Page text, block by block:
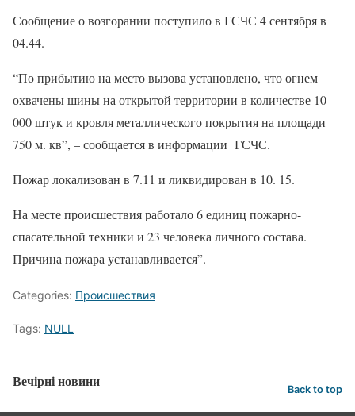
Сообщение о возгорании поступило в ГСЧС 4 сентября в
04.44.
“По прибытию на место вызова установлено, что огнем
охвачены шины на открытой территории в количестве 10
000 штук и кровля металлического покрытия на площади
750 м. кв”, – сообщается в информации ГСЧС.
Пожар локализован в 7.11 и ликвидирован в 10. 15.
На месте происшествия работало 6 единиц пожарно-
спасательной техники и 23 человека личного состава.
Причина пожара устанавливается”.
Categories: Происшествия
Tags: NULL
Вечірні новини Back to top